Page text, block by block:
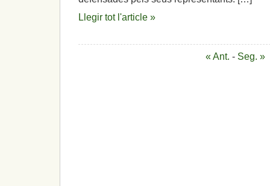
Llegir tot l'article »
« Ant. - Seg. »